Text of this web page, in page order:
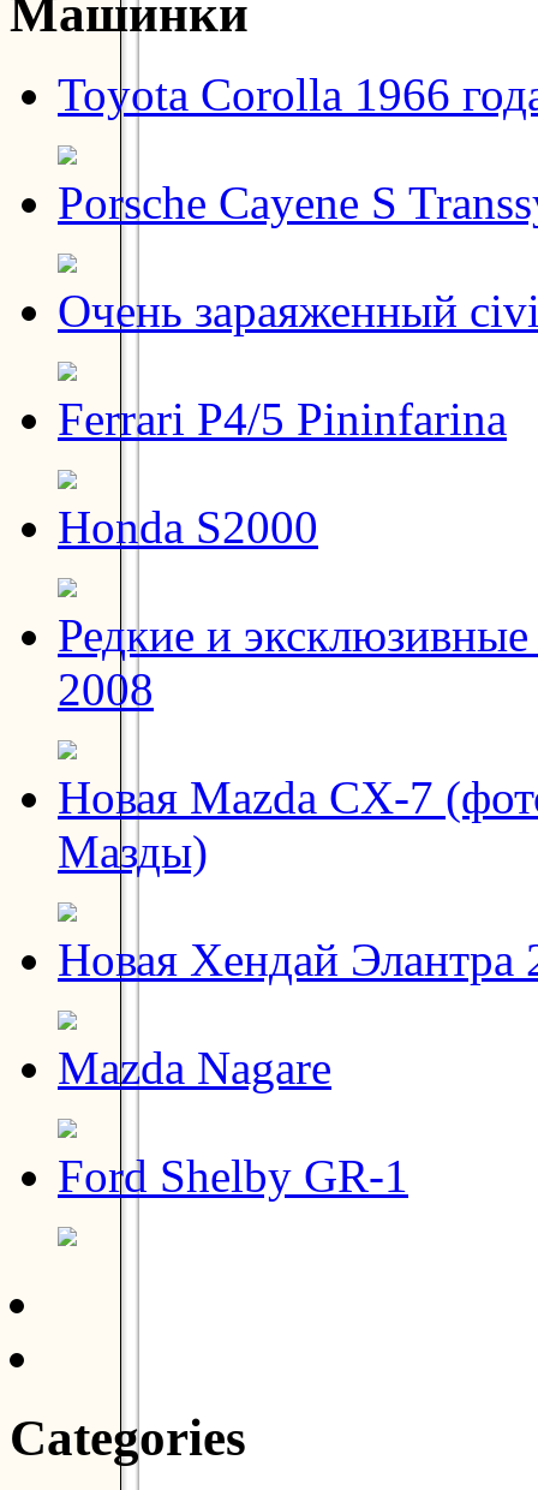
Машинки
Toyota Corolla 1966
Porsche Cayene S
Очень зараяженный
Ferrari P4/5 Pininfarina
Honda S2000
Редкие и эксклюзивные
2008
Новая Mazda CX-7
Мазды)
Новая Хендай
Mazda Nagare
Ford Shelby GR-1
Categories